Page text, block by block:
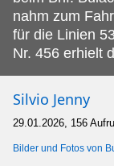
nahm zum
für die Linien
Nr. 456 erhielt
Silvio Jenny
29.01.2026, 156
Bilder und Fotos von